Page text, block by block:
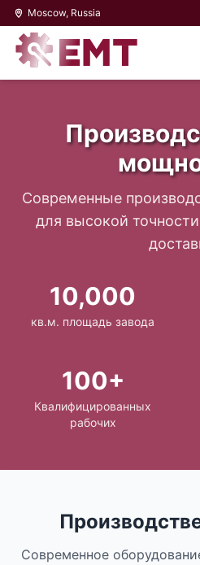
Moscow, Russia
Современные
для высокой
10,000
кв.м. площадь завода
100+
Квалифицированных
рабочих
Современное